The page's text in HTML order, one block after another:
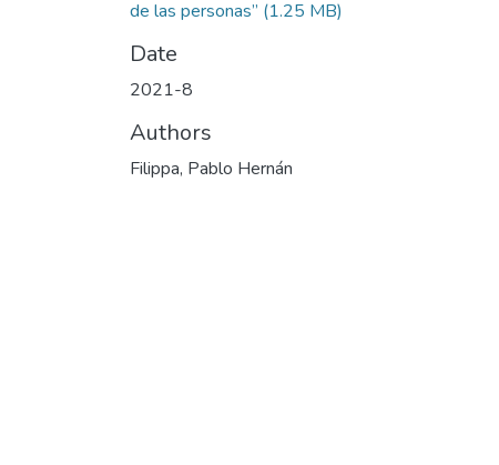
de las personas” (1.25 MB)
Date
2021-8
Authors
Filippa, Pablo Hernán